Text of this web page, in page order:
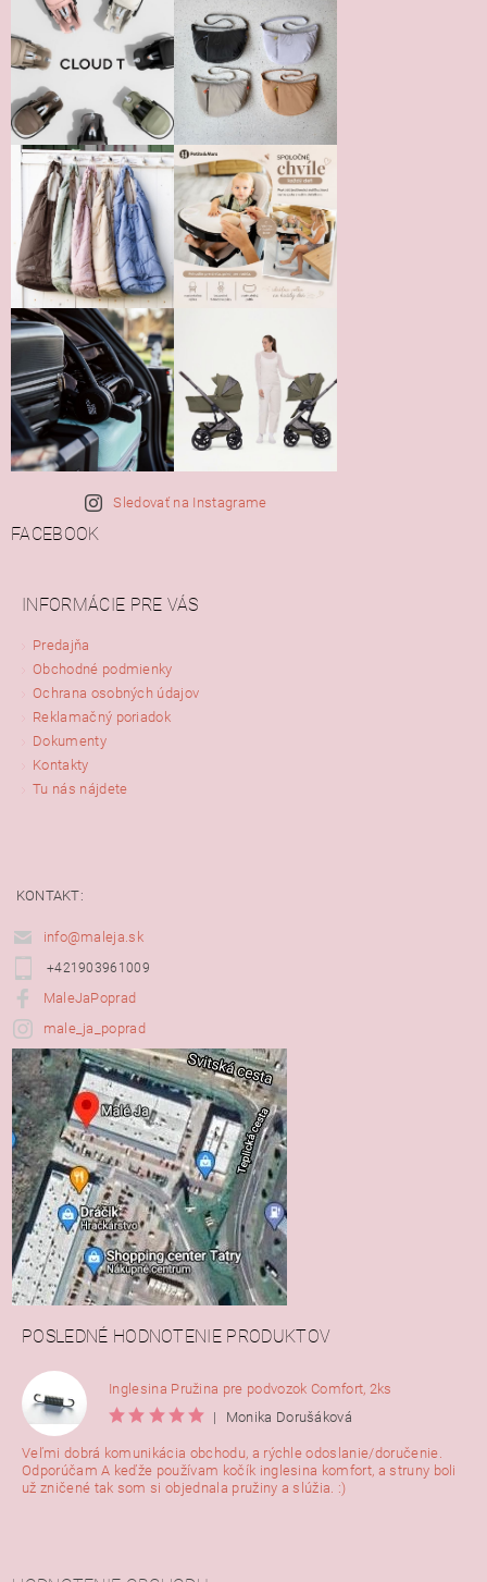
Sledovať na Instagrame
FACEBOOK
INFORMÁCIE PRE VÁS
Predajňa
Obchodné podmienky
Ochrana osobných údajov
Reklamačný poriadok
Dokumenty
Kontakty
Tu nás nájdete
KONTAKT:
info@maleja.sk
+421903961009
MaleJaPoprad
male_ja_poprad
POSLEDNÉ HODNOTENIE PRODUKTOV
Inglesina Pružina pre podvozok Comfort, 2ks
|
Monika Dorušáková
Veľmi dobrá komunikácia obchodu, a rýchle odoslanie/doručenie.
Odporúčam A keďže používam kočík inglesina komfort, a struny boli
už zničené tak som si objednala pružiny a slúžia. :)